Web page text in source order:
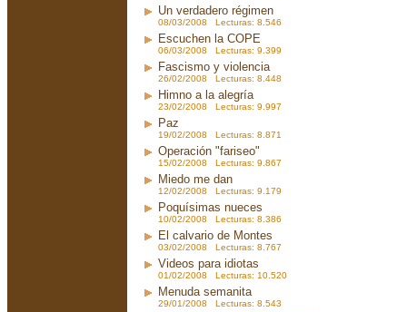
Un verdadero régimen
08/03/2008 Lecturas: 8.546
Escuchen la COPE
06/03/2008 Lecturas: 9.399
Fascismo y violencia
26/02/2008 Lecturas: 8.448
Himno a la alegría
23/02/2008 Lecturas: 9.997
Paz
19/02/2008 Lecturas: 8.871
Operación "fariseo"
15/02/2008 Lecturas: 9.867
Miedo me dan
12/02/2008 Lecturas: 9.179
Poquísimas nueces
10/02/2008 Lecturas: 8.386
El calvario de Montes
03/02/2008 Lecturas: 8.767
Videos para idiotas
01/02/2008 Lecturas: 10.520
Menuda semanita
29/01/2008 Lecturas: 8.543